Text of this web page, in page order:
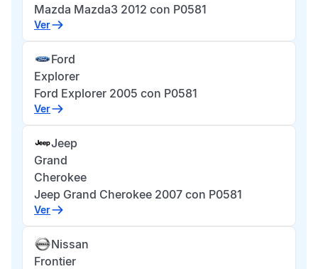
Mazda Mazda3 2012 con P0581
Ver
Ford
Explorer
Ford Explorer 2005 con P0581
Ver
Jeep
Grand
Cherokee
Jeep Grand Cherokee 2007 con P0581
Ver
Nissan
Frontier